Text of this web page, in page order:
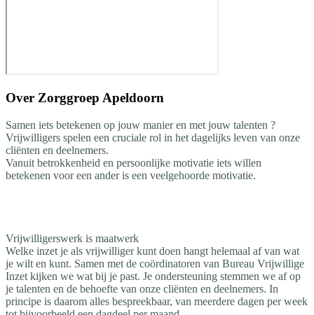
Over Zorggroep Apeldoorn
Samen iets betekenen op jouw manier en met jouw talenten ?
Vrijwilligers spelen een cruciale rol in het dagelijks leven van onze
cliënten en deelnemers.
Vanuit betrokkenheid en persoonlijke motivatie iets willen
betekenen voor een ander is een veelgehoorde motivatie.
Vrijwilligerswerk is maatwerk
Welke inzet je als vrijwilliger kunt doen hangt helemaal af van wat
je wilt en kunt. Samen met de coördinatoren van Bureau Vrijwillige
Inzet kijken we wat bij je past. Je ondersteuning stemmen we af op
je talenten en de behoefte van onze cliënten en deelnemers. In
principe is daarom alles bespreekbaar, van meerdere dagen per week